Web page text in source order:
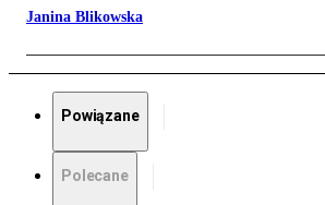
Janina Blikowska
Powiązane
Polecane